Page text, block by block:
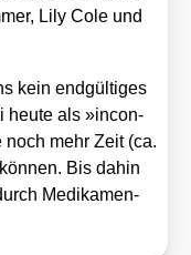
Lily Cole und
kein end­gül­ti­ges
heu­te als »incon­
mehr Zeit (ca.
Bis dahin
Medi­ka­men­